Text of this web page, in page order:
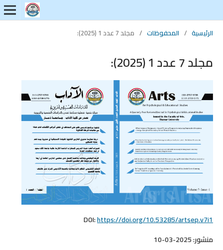
الرئيسية / المحفوظات / مجلد 7 عدد 1 (2025):
مجلد 7 عدد 1 (2025):
DOI:https://doi.org/10.53285/artsep.v7i1
منشور:2025-03-10